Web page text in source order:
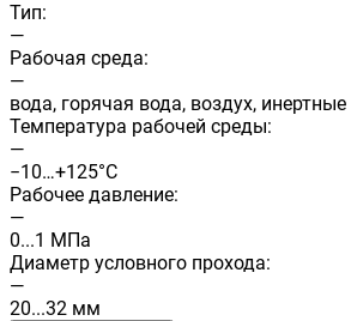
Тип:
—
Рабочая среда:
—
вода, горячая вода, воздух,
Температура рабочей среды:
—
−10…+125°С
Рабочее давление:
—
0...1 МПа
Диаметр условного прохода:
—
20...32 мм